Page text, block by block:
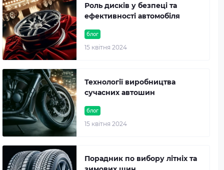
блог
15 квітня 2024
Роль дисків у безпеці та
ефективності автомобіля
блог
15 квітня 2024
Технології виробництва
сучасних автошин
Порадник по вибору літніх та